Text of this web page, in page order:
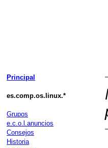
Principal
es.comp.os.linux.*
Grupos
e.c.o.l.anuncios
Consejos
Historia